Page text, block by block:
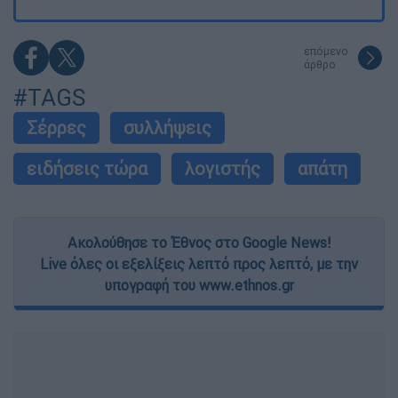
επόμενο
άρθρο
#TAGS
Σέρρες
συλλήψεις
ειδήσεις τώρα
λογιστής απάτη
Ακολούθησε το Έθνος στο Google News!
Live όλες οι εξελίξεις λεπτό προς λεπτό, με την
υπογραφή του www.ethnos.gr